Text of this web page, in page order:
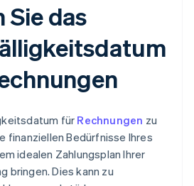
Sie das
für Rechnungen zu
finanziellen Bedürfnisse Ihres
idealen Zahlungsplan Ihrer
bringen. Dies kann zu